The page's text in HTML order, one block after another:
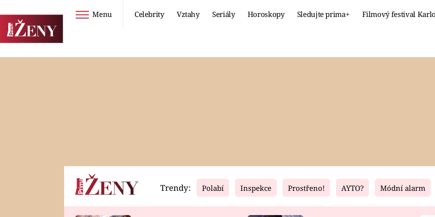
Menu Celebrity Vztahy Seriály Horoskopy Sledujte prima+ Filmový festival
Horoskopy Video Fresh Living
Trendy: Polabí Inspekce Prostřeno! AYTO? Módní alarm